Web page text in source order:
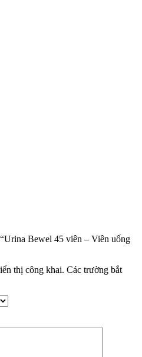
Bewel 45 viên – Viên uống
thị công khai. Các trường bắt